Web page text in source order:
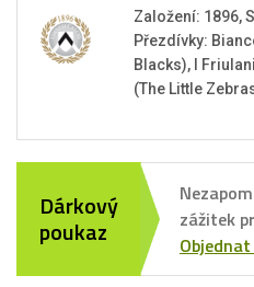
Založení: 1896,
Přezdívky:
Blacks), I
(The Little
Dárkový
poukaz
zážitek